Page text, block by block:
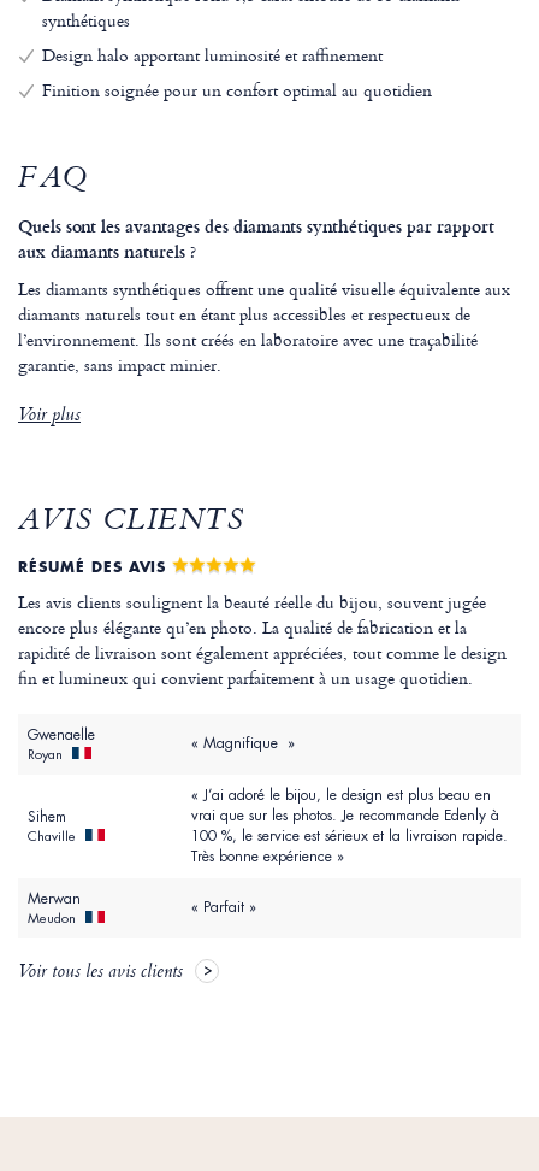
synthétiques
Design halo apportant luminosité et raffinement
Finition soignée pour un confort optimal au quotidien
FAQ
Quels sont les avantages des diamants synthétiques par rapport
aux diamants naturels ?
Les diamants synthétiques offrent une qualité visuelle équivalente aux
diamants naturels tout en étant plus accessibles et respectueux de
l’environnement. Ils sont créés en laboratoire avec une traçabilité
garantie, sans impact minier.
Voir plus
AVIS CLIENTS
RÉSUMÉ DES AVIS
Les avis clients soulignent la beauté réelle du bijou, souvent jugée
encore plus élégante qu’en photo. La qualité de fabrication et la
rapidité de livraison sont également appréciées, tout comme le design
fin et lumineux qui convient parfaitement à un usage quotidien.
Gwenaelle
Royan
« Magnifique »
Sihem
Chaville
« J’ai adoré le bijou, le design est plus beau en
vrai que sur les photos. Je recommande Edenly à
100 %, le service est sérieux et la livraison rapide.
Très bonne expérience »
Merwan
Meudon
« Parfait »
Voir tous les avis clients